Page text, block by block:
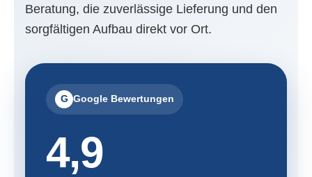
Beratung, die zuverlässige Lieferung und den
sorgfältigen Aufbau direkt vor Ort.
G Google Bewertungen
4,9